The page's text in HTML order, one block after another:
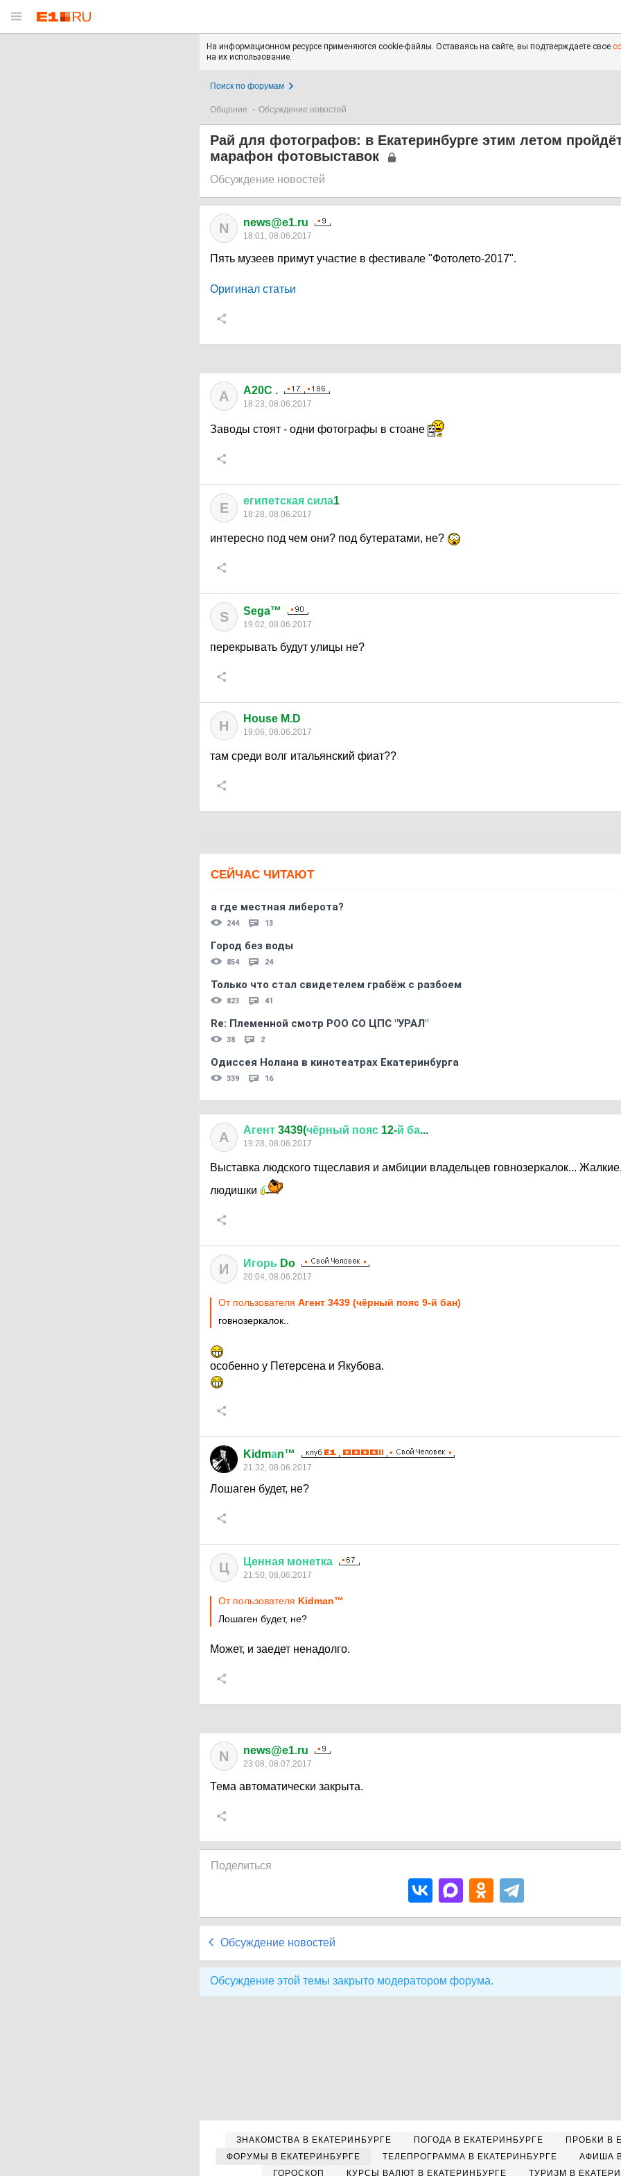
На информационном ресурсе применяются cookie-файлы. Оставаясь на сайте, вы подтверждаете свое
на их использование.
Поиск по форумам
Общение Обсуждение новостей
Рай для фотографов: в Екатеринбурге этим летом
марафон фотовыставок
Обсуждение новостей
N news@e1.ru
18:01, 08.06.2017
Пять музеев примут участие в фестивале "Фотолето-2017".
Оригинал статьи
A A20C .
18:23, 08.06.2017
Заводы стоят - одни фотографы в стоане
Е египетская сила1
18:28, 08.06.2017
интересно под чем они? под бутератами, не?
S Sega™
19:02, 08.06.2017
перекрывать будут улицы не?
H House M.D
19:06, 08.06.2017
там среди волг итальянский фиат??
СЕЙЧАС ЧИТАЮТ
а где местная либерота?
244 13
Город без воды
854 24
Только что стал свидетелем грабёж с разбоем
823 41
Re: Племеннoй смoтр РOO CO ЦПС "УРАЛ"
38 2
Одиссея Нолана в кинотеатрах Екатеринбурга
339 16
А Агент 3439(чёрный пояс 12-й ба...
19:28, 08.06.2017
Выставка людского тщеславия и амбиции владельцев говнозеркалок...
людишки
И Игорь Do
20:04, 08.06.2017
От пользователя Агент 3439 (чёрный пояс 9-й бан)
говнозеркалок..
особенно у Петерсена и Якубова.
Kidmаn™
21:32, 08.06.2017
Лошаген будет, не?
Ц Ценная монетка
21:50, 08.06.2017
От пользователя Kidmаn™
Лошаген будет, не?
Может, и заедет ненадолго.
N news@e1.ru
23:08, 08.07.2017
Тема автоматически закрыта.
Поделиться
Обсуждение новостей
Обсуждение этой темы закрыто модератором форума.
ЗНАКОМСТВА В ЕКАТЕРИНБУРГЕ ПОГОДА В ЕКАТЕРИНБУРГЕ
ПРОБКИ В
ФОРУМЫ В ЕКАТЕРИНБУРГЕ
ТЕЛЕПРОГРАММА В ЕКАТЕРИНБУРГЕ
АФИША
ГОРОСКОП
КУРСЫ ВАЛЮТ В ЕКАТЕРИНБУРГЕ
ТУРИЗМ В